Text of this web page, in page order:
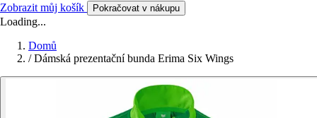
Zobrazit můj košík Pokračovat v nákupu
Loading...
Domů
/ Dámská prezentační bunda Erima Six Wings